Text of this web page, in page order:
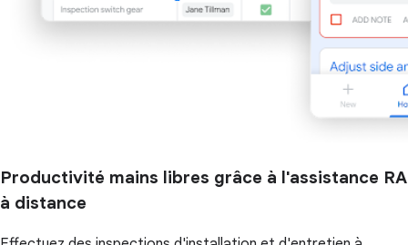
Productivité mains libres grâce à l'assistance RA
à distance